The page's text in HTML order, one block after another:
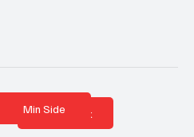
Nettbutikk
Min Side